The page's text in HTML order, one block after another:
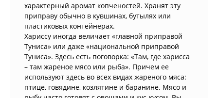
характерный аромат копченостей. Хранят эту
приправу обычно в кувшинах, бутылях или
пластиковых контейнерах.
Хариссу иногда величает «главной приправой
Туниса» или даже «национальной приправой
Туниса». Здесь есть поговорка: «Там, где харисса
– там жареное мясо или рыба». Причем ее
используют здесь во всех видах жареного мяса:
птице, говядине, козлятине и баранине. Мясо и